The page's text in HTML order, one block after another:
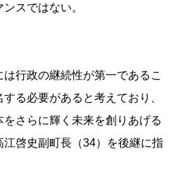
スではない。
行政の継続性が第一であるこ
る必要があると考えており、
さらに輝く未来を創りあげる
啓史副町長（34）を後継に指